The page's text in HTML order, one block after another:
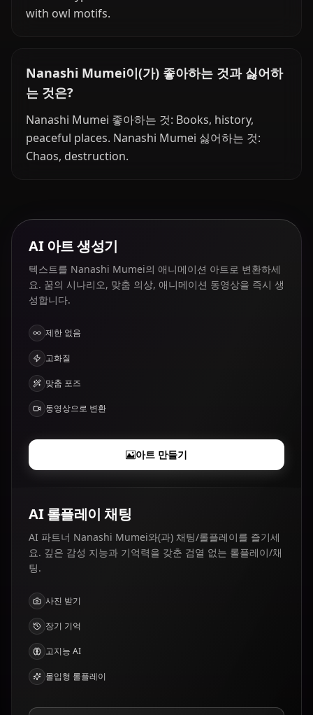
with owl motifs.
Nanashi Mumei이(가) 좋아하는 것과 싫어하
는 것은?
Nanashi Mumei 좋아하는 것: Books, history,
peaceful places. Nanashi Mumei 싫어하는 것:
Chaos, destruction.
AI 아트 생성기
텍스트를 Nanashi Mumei의 애니메이션 아트로 변환하세
요. 꿈의 시나리오, 맞춤 의상, 애니메이션 동영상을 즉시 생
성합니다.
제한 없음
고화질
맞춤 포즈
동영상으로 변환
아트 만들기
AI 롤플레이 채팅
AI 파트너 Nanashi Mumei와(과) 채팅/롤플레이를 즐기세
요. 깊은 감성 지능과 기억력을 갖춘 검열 없는 롤플레이/채
팅.
사진 받기
장기 기억
고지능 AI
몰입형 롤플레이